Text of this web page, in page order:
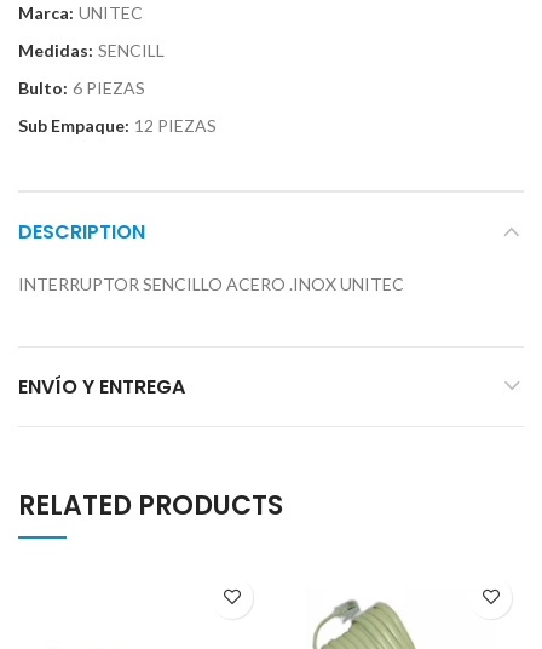
Marca: UNITEC
Medidas: SENCILL
Bulto: 6 PIEZAS
Sub Empaque: 12 PIEZAS
DESCRIPTION
INTERRUPTOR SENCILLO ACERO .INOX UNITEC
ENVÍO Y ENTREGA
RELATED PRODUCTS